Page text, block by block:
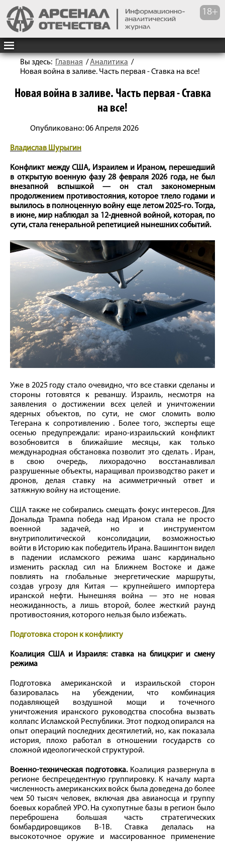
Вы здесь: Главная /Аналитика /
Новая война в заливе. Часть первая - Ставка на все!
Новая война в заливе. Часть первая - Ставка
на все!
Опубликовано: 06 Апреля 2026
Владислав Шурыгин
Конфликт между США, Израилем и Ираном, перешедший
в открытую военную фазу 28 февраля 2026 года, не был
внезапной вспышкой — он стал закономерным
продолжением противостояния, которое тлело годами и
вылилось в полноценную войну еще летом 2025-го. Тогда,
в июне, мир наблюдал за 12-дневной войной, которая, по
сути, стала генеральной репетицией нынешних событий.
Уже в 2025 году стало очевидно, что все ставки сделаны и
стороны готовятся к реваншу. Израиль, несмотря на
заявления о достижении всех целей и уничтожении
ядерных объектов, по сути, не смог сломить волю
Тегерана к сопротивлению . Более того, эксперты еще
осенью предупреждали: ирано-израильский конфликт
возобновится в ближайшие месяцы, как только
международная обстановка позволит это сделать . Иран,
в свою очередь, лихорадочно восстанавливал
разрушенные объекты, наращивал производство ракет и
дронов, делая ставку на асимметричный ответ и
затяжную войну на истощение.
США также не собирались смещать фокус интересов. Для
Дональда Трампа победа над Ираном стала не просто
военной задачей, но и инструментом
внутриполитической консолидации, возможностью
войти в Историю как победитель Ирана. Вашингтон видел
в падении исламского режима шанс кардинально
изменить расклад сил на Ближнем Востоке и даже
повлиять на глобальные энергетические маршруты,
создав угрозу для Китая — крупнейшего импортера
иранской нефти. Нынешняя война — это не новая
неожиданность, а лишь второй, более жесткий раунд
противостояния, которого нельзя было избежать.
Подготовка сторон к конфликту
Коалиция США и Израиля: ставка на блицкриг и смену
режима
Подготовка американской и израильской сторон
базировалась на убеждении, что комбинация
подавляющей воздушной мощи и точечного
уничтожения иранского руководства способна вызвать
коллапс Исламской Республики. Этот подход опирался на
опыт операций последних десятилетий, но, как показала
история, плохо работал в отношении государств со
сложной идеологической структурой.
Военно-техническая подготовка.Коалиция развернула в
регионе беспрецедентную группировку. К началу марта
численность американских войск была доведена до более
чем 50 тысяч человек, включая два авианосца и группу
боевых кораблей УРО. На сухопутные базы в регион было
переброшена большая часть стратегических
бомбардировщиков В-1В. Ставка делалась на
высокоточное оружие и массированное применение